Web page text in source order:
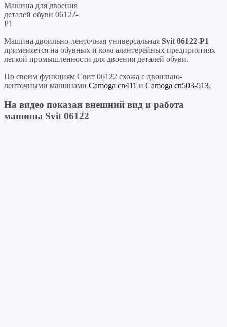
Машина для двоения
деталей обуви 06122-
Р1
Машина двоильно-ленточная универсальная Svit 06122-Р1
применяется на обувных и кожгалантерейных предприятиях
легкой промышленности для двоения деталей обуви.
По своим функциям Свит 06122 схожа с двоильно-
ленточными машинами Camoga cn411 и Camoga cn503-513.
На видео показан внешний вид и работа
машины Svit 06122